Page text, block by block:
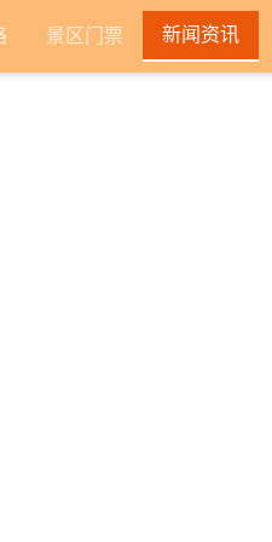
景区门票 新闻资讯